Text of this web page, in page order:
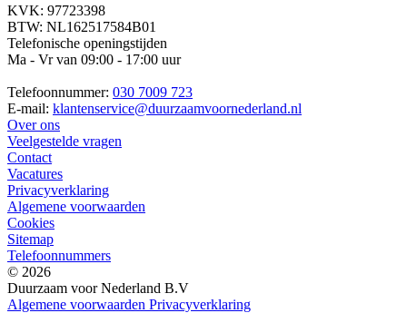
KVK: 97723398
BTW: NL162517584B01
Telefonische openingstijden
Ma - Vr van 09:00 - 17:00 uur
Telefoonnummer: 030 7009 723
E-mail: klantenservice@duurzaamvoornederland.nl
Over ons
Veelgestelde vragen
Contact
Vacatures
Privacyverklaring
Algemene voorwaarden
Cookies
Sitemap
Telefoonnummers
© 2026
Duurzaam voor Nederland B.V
Algemene voorwaarden Privacyverklaring